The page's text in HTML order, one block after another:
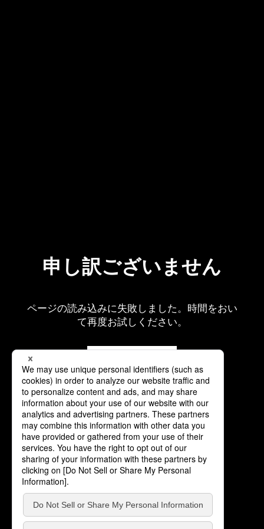
申し訳ございません
ページの読み込みに失敗しました。時間をおい
て再度お試しください。